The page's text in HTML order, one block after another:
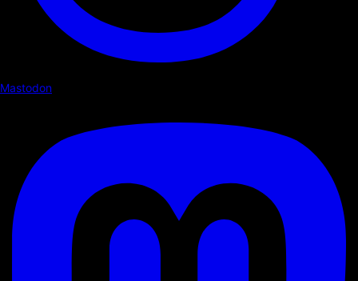
Mastodon